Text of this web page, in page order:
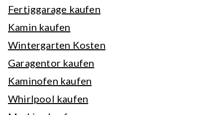
Fertiggarage kaufen
Kamin kaufen
Wintergarten Kosten
Garagentor kaufen
Kaminofen kaufen
Whirlpool kaufen